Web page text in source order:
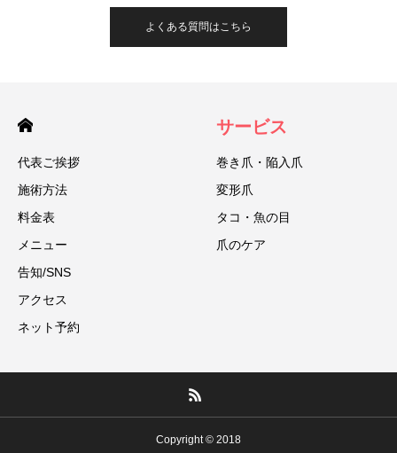
よくある質問はこちら
代表ご挨拶
施術方法
料金表
メニュー
告知/SNS
アクセス
ネット予約
サービス
巻き爪・陥入爪
変形爪
タコ・魚の目
爪のケア
Copyright © 2018